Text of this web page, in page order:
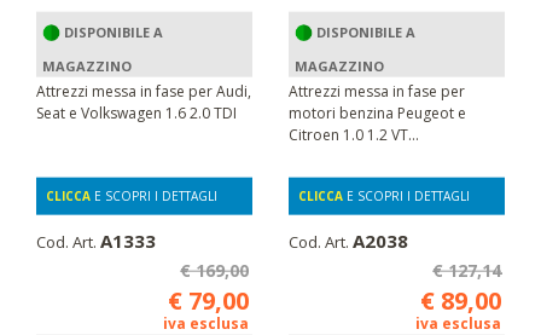
DISPONIBILE A
MAGAZZINO
Attrezzi messa in fase per Audi,
Seat e Volkswagen 1.6 2.0 TDI
CLICCA E SCOPRI I DETTAGLI
Cod. Art. A1333
€ 169,00
€ 79,00
iva esclusa
DISPONIBILE A
MAGAZZINO
Attrezzi messa in fase per
motori benzina Peugeot e
Citroen 1.0 1.2 VT...
CLICCA E SCOPRI I DETTAGLI
Cod. Art. A2038
€ 127,14
€ 89,00
iva esclusa